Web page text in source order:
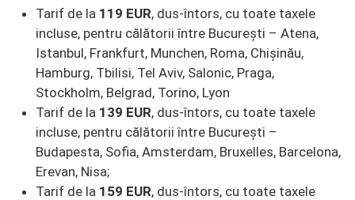
Tarif de la 119 EUR, dus-întors, cu toate taxele
incluse, pentru călătorii între Bucureşti – Atena,
Istanbul, Frankfurt, Munchen, Roma, Chişinău,
Hamburg, Tbilisi, Tel Aviv, Salonic, Praga,
Stockholm, Belgrad, Torino, Lyon
Tarif de la 139 EUR, dus-întors, cu toate taxele
incluse, pentru călătorii între Bucureşti –
Budapesta, Sofia, Amsterdam, Bruxelles, Barcelona,
Erevan, Nisa;
Tarif de la 159 EUR, dus-întors, cu toate taxele